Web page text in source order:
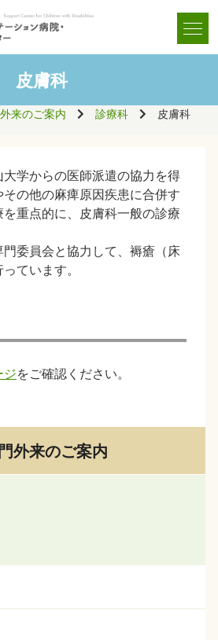
皮膚科
来のご案内 診療科 皮膚科
学からの医師派遣の協力を得
の他の麻痺原因疾患に合併す
重点的に、皮膚科一般の診療
門委員会と協力して、褥瘡（床
ています。
ジをご確認ください。
外来のご案内